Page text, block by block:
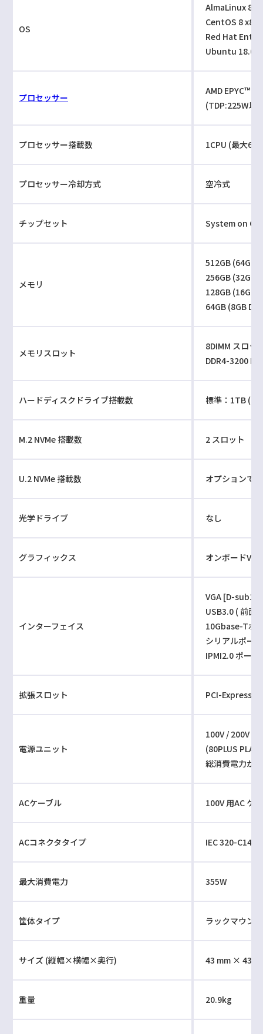
OS
AlmaLinux 8
CentOS 8
Red Hat
Ubuntu 18.04
プロセッサー
AMD EPYC™
(TDP:225W以
プロセッサー搭載数 1CPU (最大64
プロセッサー冷却方式 空冷式
チップセット System on
メモリ
512GB (64GB
256GB (32GB
128GB (16GB
64GB (8GB
メモリスロット
8DIMM スロッ
DDR4-3200
ハードディスクドライブ搭載数 標準：1TB
M.2 NVMe 搭載数 2 スロット
U.2 NVMe 搭載数 オプションで2
光学ドライブ なし
グラフィックス オンボード
インターフェイス
VGA [D-sub15
USB3.0 ( 前
10Gbase-Tポ
シリアルポー
IPMI2.0 ポー
拡張スロット PCI-Express
電源ユニット
100V / 200V
(80PLUS
総消費電力が
ACケーブル 100V 用AC ケ
ACコネクタタイプ IEC 320-C14
最大消費電力 355W
筐体タイプ ラックマウン
サイズ (縦幅×横幅×奥行) 43 mm × 437
重量 20.9kg